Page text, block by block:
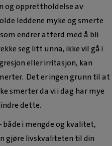
og opprettholdelse av
leddene myke og smerte
endrer atferd med å bli
seg litt unna, ikke vil gå i
eller irritasjon, kan
Det er ingen grunn til at
smerter da vi i dag har mye
dette.
i mengde og kvalitet,
gjøre livskvaliteten til din